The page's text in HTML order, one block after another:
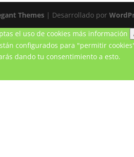
Themes | Desarrollado por
el uso de cookies más información
configurados para "permitir
dando tu consentimiento a esto.